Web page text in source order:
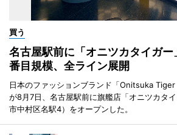
買う
名古屋駅前に「オニツカタイガ
番目規模、全ライン展開
日本のファッションブランド「Onitsuka Tiger
が8月7日、名古屋駅前に旗艦店「オニツカタ
市中村区名駅4）をオープンした。